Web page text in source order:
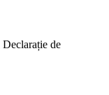
Declarație de